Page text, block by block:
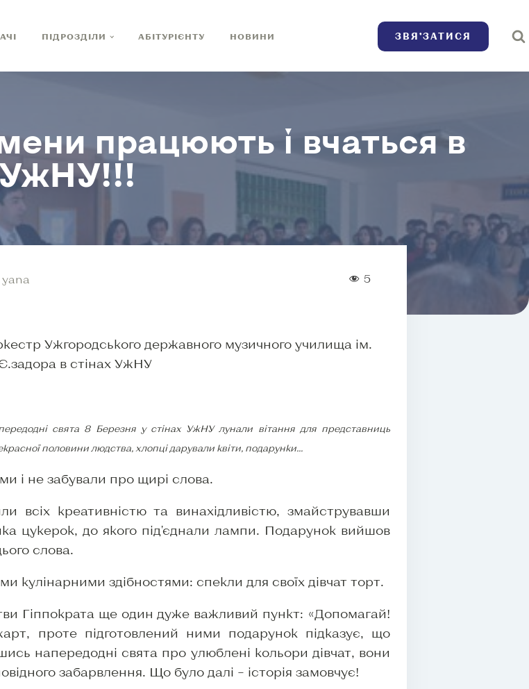
ПІДРОЗДІЛИ АБІТУРІЄНТУ НОВИНИ ЗВЯ’ЗАТИСЯ
працюють і вчаться в
yana 5
Ужгородського державного музичного училища ім.
в стінах УжНУ
свята 8 Березня у стінах УжНУ лунали вітання для представниць
половини людства, хлопці дарували квіти, подарунки...
і не забували про щирі слова.
всіх креативністю та винахідливістю, змайструвавши
цукерок, до якого під'єднали лампи. Подарунок вийшов
слова.
кулінарними здібностями: спекли для своїх дівчат торт.
Гіппократа ще один дуже важливий пункт: «Допомагай!
проте підготовлений ними подарунок підказує, що
напередодні свята про улюблені кольори дівчат, вони
забарвлення. Що було далі – історія замовчує!